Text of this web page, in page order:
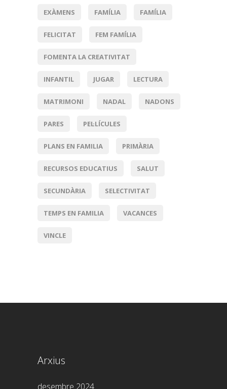
EXÀMENS FAMÍLIA FAMÍLIA
FELICITAT FEM FAMÍLIA
FOMENTA LA CREATIVITAT
INFANTIL JUGAR LECTURA
MATRIMONI NADAL NADONS
PARES PEL·LÍCULES
PLANS EN FAMILIA PRIMÀRIA
RECURSOS EDUCATIUS SALUT
SECUNDÀRIA SELECTIVITAT
TEMPS EN FAMILIA VACANCES
VINCLE
Arxius
desembre 2024